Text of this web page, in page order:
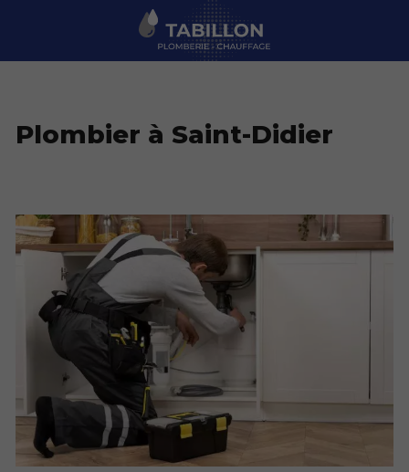
Plombier à Saint-Didier